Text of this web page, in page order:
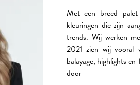
Met een breed
kleuringen die zijn
trends. Wij werken
2021 zien wij vooral
balayage, highlights
door